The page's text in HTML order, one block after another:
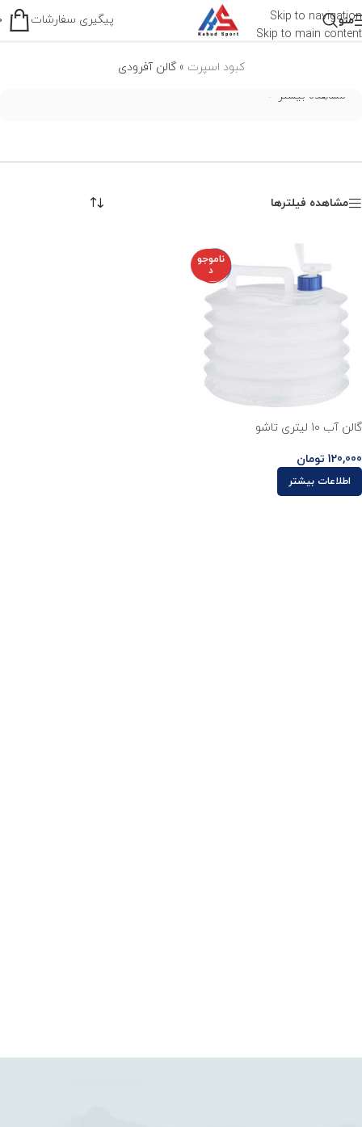
Skip to navigation
Skip to main content
منو پیگیری سفارشاتگالن آفرودی
کبود اسپرت »گالن آفرودی
مشاهده بیشتر
مشاهده فیلترها
ناموجو
د
گالن آب 10 لیتری تاشو
120,000 تومان
اطلاعات بیشتر